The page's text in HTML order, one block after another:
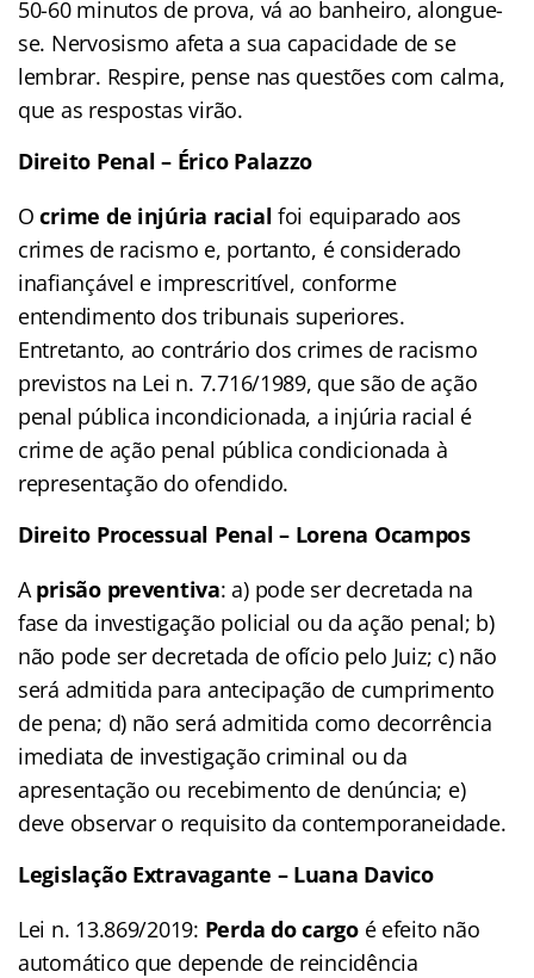
50-60 minutos de prova, vá ao banheiro, alongue-
se. Nervosismo afeta a sua capacidade de se
lembrar. Respire, pense nas questões com calma,
que as respostas virão.
Direito Penal – Érico Palazzo
Ocrime de injúria racial foi equiparado aos
crimes de racismo e, portanto, é considerado
inafiançável e imprescritível, conforme
entendimento dos tribunais superiores.
Entretanto, ao contrário dos crimes de racismo
previstos na Lei n. 7.716/1989, que são de ação
penal pública incondicionada, a injúria racial é
crime de ação penal pública condicionada à
representação do ofendido.
Direito Processual Penal – Lorena Ocampos
Aprisão preventiva: a) pode ser decretada na
fase da investigação policial ou da ação penal; b)
não pode ser decretada de ofício pelo Juiz; c) não
será admitida para antecipação de cumprimento
de pena; d) não será admitida como decorrência
imediata de investigação criminal ou da
apresentação ou recebimento de denúncia; e)
deve observar o requisito da contemporaneidade.
Legislação Extravagante – Luana Davico
Lei n. 13.869/2019: Perda do cargoé efeito não
automático que depende de reincidência